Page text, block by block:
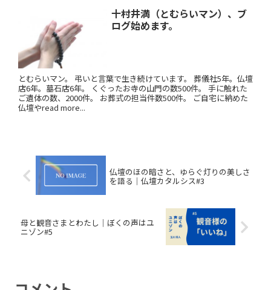
十村井満（とむらいマン）、ブ
ログ始めます。
とむらいマン。 弔いと言葉で生き続けています。 葬儀社5年。仏壇
店6年。墓石店6年。 くぐったお寺の山門の数500件。 手に触れた
ご遺体の数、2000件。 お葬式の担当件数500件。 ご自宅に納めた
仏壇やread more...
仏壇のほの暗さと、ゆらぐ灯りの美しさ
を語る｜仏壇カタルシス#3
母と観音さまとわたし｜ぼくの声はユ
ニゾン#5